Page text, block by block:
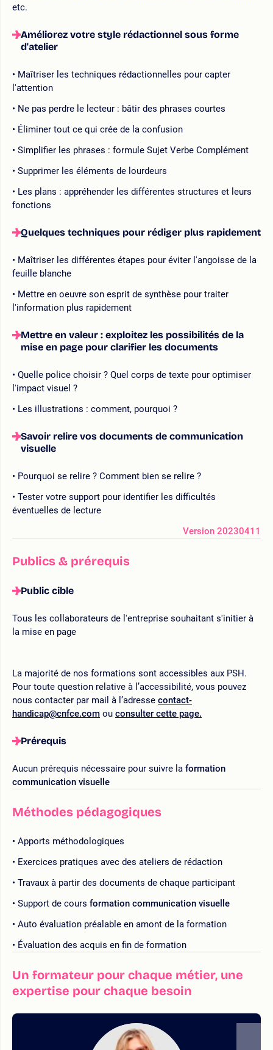
etc.
Améliorez votre style rédactionnel sous forme
d'atelier
Maîtriser les techniques rédactionnelles pour capter
l'attention
Ne pas perdre le lecteur : bâtir des phrases courtes
Éliminer tout ce qui crée de la confusion
Simplifier les phrases : formule Sujet Verbe Complément
Supprimer les éléments de lourdeurs
Les plans : appréhender les différentes structures et leurs
fonctions
Quelques techniques pour rédiger plus rapidement
Maîtriser les différentes étapes pour éviter l'angoisse de la
feuille blanche
Mettre en oeuvre son esprit de synthèse pour traiter
l'information plus rapidement
Mettre en valeur : exploitez les possibilités de la
mise en page pour clarifier les documents
Quelle police choisir ? Quel corps de texte pour optimiser
l'impact visuel ?
Les illustrations : comment, pourquoi ?
Savoir relire vos documents de communication
visuelle
Pourquoi se relire ? Comment bien se relire ?
Tester votre support pour identifier les difficultés
éventuelles de lecture
Version 20230411
Publics & prérequis
Public cible
Tous les collaborateurs de l'entreprise souhaitant s'initier à
la mise en page
La majorité de nos formations sont accessibles aux PSH.
Pour toute question relative à l’accessibilité, vous pouvez
nous contacter par mail à l’adresse contact-
handicap@cnfce.com ou consulter cette page.
Prérequis
Aucun prérequis nécessaire pour suivre la formation
communication visuelle
Méthodes pédagogiques
Apports méthodologiques
Exercices pratiques avec des ateliers de rédaction
Travaux à partir des documents de chaque participant
Support de cours formation communication visuelle
Auto évaluation préalable en amont de la formation
Évaluation des acquis en fin de formation
Un formateur pour chaque métier, une
expertise pour chaque besoin